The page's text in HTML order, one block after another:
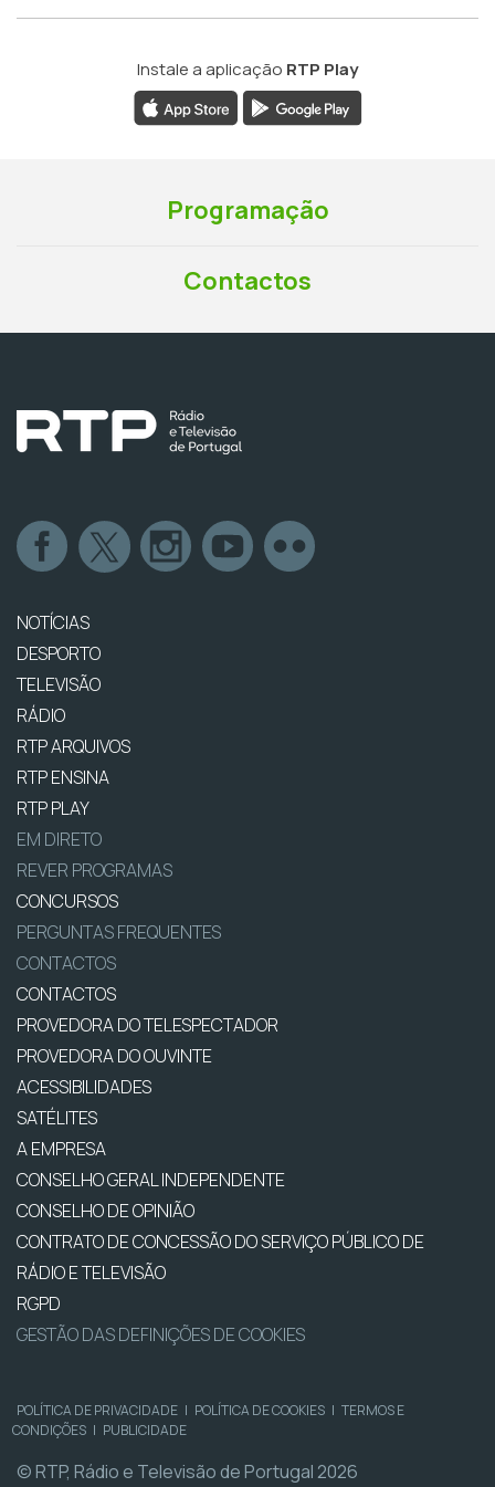
Instale a aplicação RTP Play
Programação
Contactos
NOTÍCIAS
DESPORTO
TELEVISÃO
RÁDIO
RTP ARQUIVOS
RTP ENSINA
RTP PLAY
EM DIRETO
REVER PROGRAMAS
CONCURSOS
PERGUNTAS FREQUENTES
CONTACTOS
CONTACTOS
PROVEDORA DO TELESPECTADOR
PROVEDORA DO OUVINTE
ACESSIBILIDADES
SATÉLITES
A EMPRESA
CONSELHO GERAL INDEPENDENTE
CONSELHO DE OPINIÃO
CONTRATO DE CONCESSÃO DO SERVIÇO PÚBLICO DE
RÁDIO E TELEVISÃO
RGPD
GESTÃO DAS DEFINIÇÕES DE COOKIES
POLÍTICA DE PRIVACIDADE | POLÍTICA DE COOKIES | TERMOS E
CONDIÇÕES | PUBLICIDADE
© RTP, Rádio e Televisão de Portugal 2026